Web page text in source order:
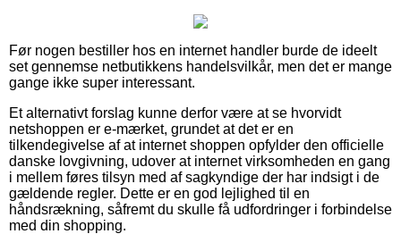
Før nogen bestiller hos en internet handler burde de ideelt
set gennemse netbutikkens handelsvilkår, men det er mange
gange ikke super interessant.
Et alternativt forslag kunne derfor være at se hvorvidt
netshoppen er e-mærket, grundet at det er en
tilkendegivelse af at internet shoppen opfylder den officielle
danske lovgivning, udover at internet virksomheden en gang
i mellem føres tilsyn med af sagkyndige der har indsigt i de
gældende regler. Dette er en god lejlighed til en
håndsrækning, såfremt du skulle få udfordringer i forbindelse
med din shopping.